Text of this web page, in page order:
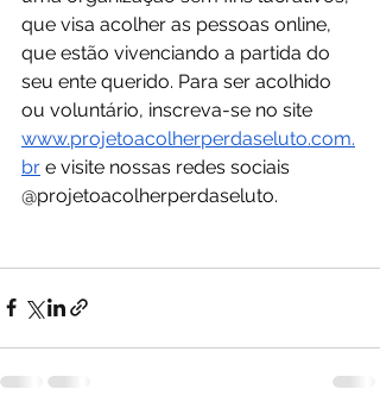
que visa acolher as pessoas online,
que estão vivenciando a partida do
seu ente querido. Para ser acolhido
ou voluntário, inscreva-se no site
www.projetoacolherperdaseluto.com.
br e visite nossas redes sociais
@projetoacolherperdaseluto.